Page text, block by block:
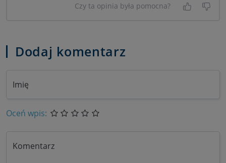
Czy ta opinia była pomocna?
Tak, była
Nie
Dodaj komentarz
Imię
Oceń wpis:
Komentarz